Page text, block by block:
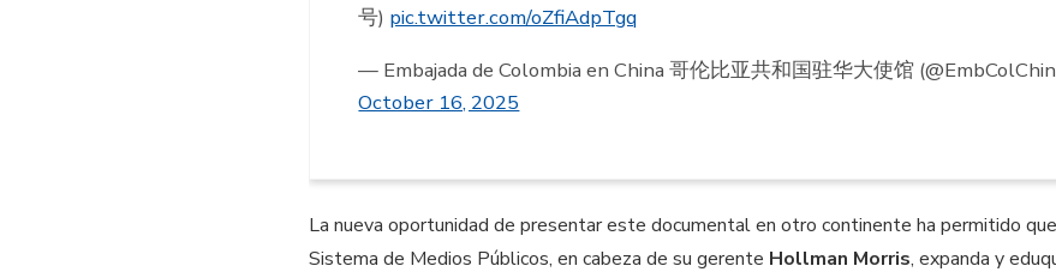
号) pic.twitter.com/oZfiAdpTgq
— Embajada de Colombia en China 哥伦比亚共和国驻华大使馆
October 16, 2025
La nueva oportunidad de presentar este documental en otro continente ha permitido
Sistema de Medios Públicos, en cabeza de su gerente Hollman Morris, expanda y